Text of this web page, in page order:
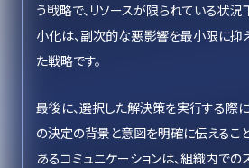
う戦略で、リソースが限られている状況
小化は、副次的な悪影響を最小限に抑
た戦略です。
最後に、選択した解決策を実行する際
の決定の背景と意図を明確に伝えるこ
あるコミュニケーションは、組織内で